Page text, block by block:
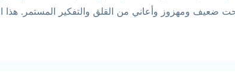
ومهزوز وأعاني من القلق والتفكير المستمر.